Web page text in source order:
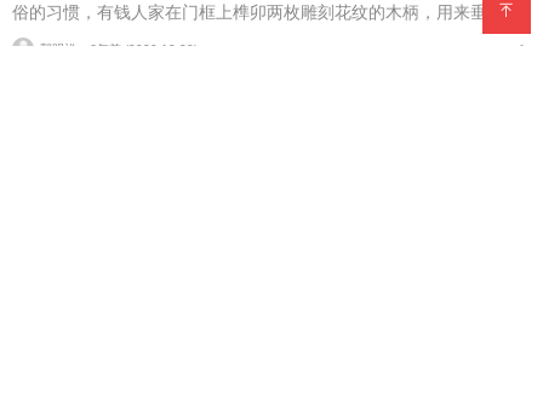
俗的习惯，有钱人家在门框上榫卯两枚雕刻花纹的木柄，用来垂挂门
帘，普通人家就用两苗铸铁钉垂挂，木柄也好，铸铁钉也好，讲究平
郭明祥 ⋅ 6年前 (2020-12-28)